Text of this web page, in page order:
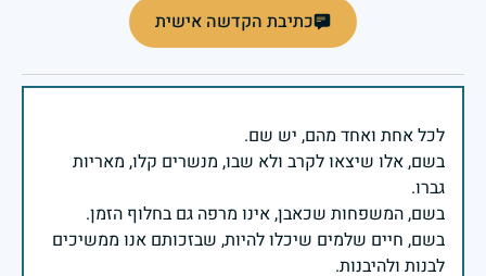
כתיבת הקדשה אישית
בשם, אלו שיצאו לקרב ולא שבו, מנשרים קלו, מאריות
בשם, חיים שלמים שיכלו להיות, שבזכותם אנו ממשיכים